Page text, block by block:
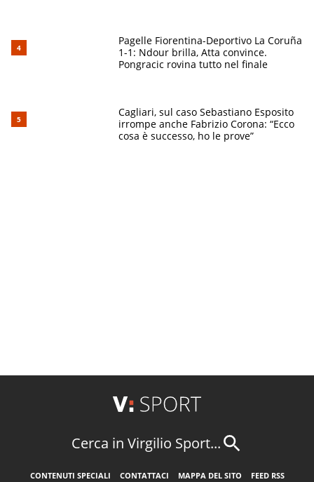
Pagelle Fiorentina-Deportivo La Coruña
1-1: Ndour brilla, Atta convince.
Pongracic rovina tutto nel finale
Cagliari, sul caso Sebastiano Esposito
irrompe anche Fabrizio Corona: “Ecco
cosa è successo, ho le prove”
Cerca in Virgilio Sport...
CONTENUTI SPECIALI CONTATTACI MAPPA DEL SITO FEED RSS